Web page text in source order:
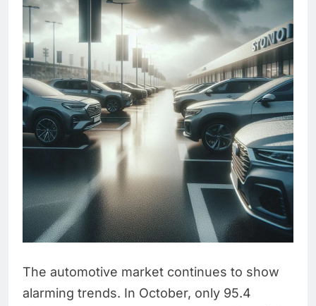
The automotive market continues to show
alarming trends. In October, only 95.4